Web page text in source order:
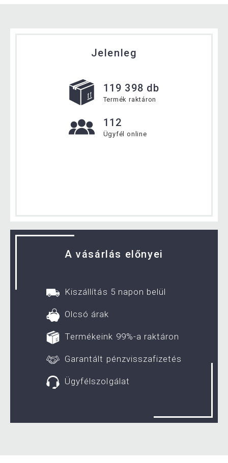
Jelenleg
119 398 db
Termék raktáron
112
Ügyfél online
A vásárlás előnyei
Kiszállítás 5 napon belül
Olcsó árak
Termékeink 99%-a raktáron
Garantált pénzvisszafizetés
Ügyfélszolgálat